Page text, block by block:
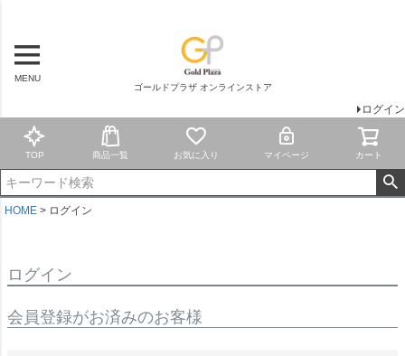
MENU
ゴールドプラザ オンラインストア
ログイン
TOP 商品一覧 お気に入り マイページ カート
HOME ログイン
ログイン
会員登録がお済みのお客様